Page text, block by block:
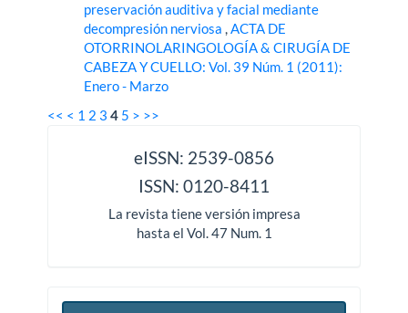
preservación auditiva y facial mediante
decompresión nerviosa,ACTA DE
OTORRINOLARINGOLOGÍA & CIRUGÍA DE
CABEZA Y CUELLO: Vol. 39 Núm. 1 (2011):
Enero - Marzo
<< < 1 2 3 4 5 > >>
eISSN: 2539-0856
ISSN: 0120-8411
La revista tiene versión impresa
hasta el Vol. 47 Num. 1